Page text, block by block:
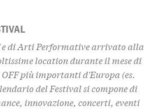
e di Arti Performative arrivato alla
location durante il mese di
più importanti d'Europa (es.
del Festival si compone di
innovazione, concerti, eventi